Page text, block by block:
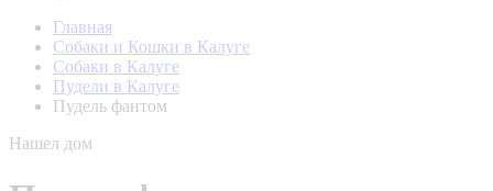
Главная
Собаки и Кошки в Калуге
Собаки в Калуге
Пудели в Калуге
Пудель фантом
Нашел дом